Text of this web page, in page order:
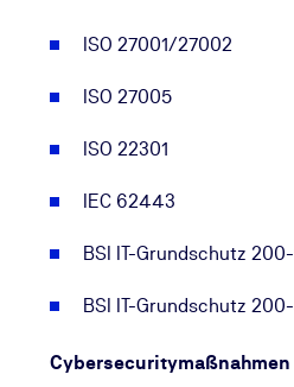
ISO 27001/27002
ISO 27005
ISO 22301
IEC 62443
BSI IT-Grundschutz
BSI IT-Grundschutz
Cybersecuritymaßnahmen